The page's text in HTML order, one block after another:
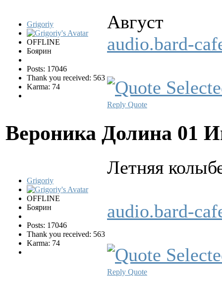
Grigoriy
OFFLINE
Боярин
Posts: 17046
Thank you received: 563
Karma: 74
Август
audio.bard-
Reply Quote
Вероника Долина 01
Grigoriy
OFFLINE
Боярин
Posts: 17046
Thank you received: 563
Karma: 74
Летняя
audio.bard-
Reply Quote